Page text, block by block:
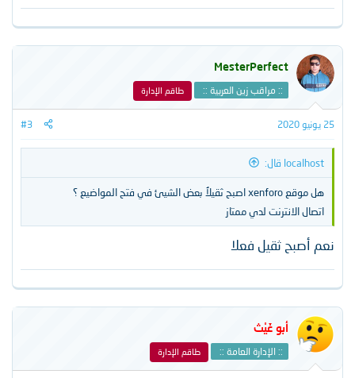
MesterPerfect
:: مراقب زين العربية :: طاقم الإدارة
25 يونيو 2020 #3
localhost قال:
هل موقع xenforo اصبح ثقيلاُ بعض الشيئ في فتح المواضيع ؟
اتصال الانترنت لدي ممتاز
نعم أصبح ثقيل فعلا
أبو غَيْث
:: الإدارة العامة :: طاقم الإدارة